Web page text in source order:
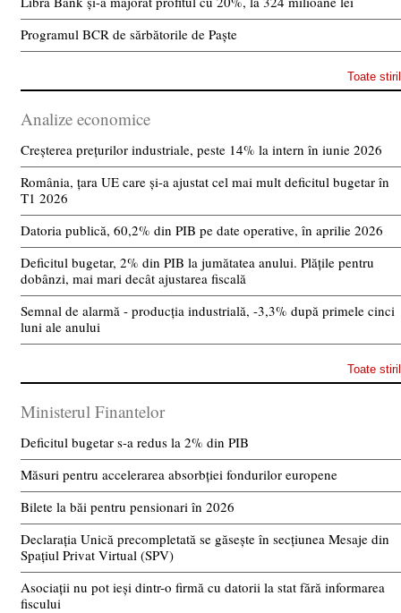
Programul BCR de sărbătorile de Paște
Toate
Analize economice
Creșterea prețurilor industriale, peste 14% la intern în iunie 2026
România, țara UE care și-a ajustat cel mai mult deficitul bugetar în
T1 2026
Datoria publică, 60,2% din PIB pe date operative, în aprilie 2026
Deficitul bugetar, 2% din PIB la jumătatea anului. Plățile pentru
dobânzi, mai mari decât ajustarea fiscală
Semnal de alarmă - producția industrială, -3,3% după primele cinci
luni ale anului
Toate
Ministerul Finantelor
Deficitul bugetar s-a redus la 2% din PIB
Măsuri pentru accelerarea absorbției fondurilor europene
Bilete la băi pentru pensionari în 2026
Declarația Unică precompletată se găsește în secțiunea Mesaje din
Spațiul Privat Virtual (SPV)
Asociații nu pot ieși dintr-o firmă cu datorii la stat fără informarea
fiscului